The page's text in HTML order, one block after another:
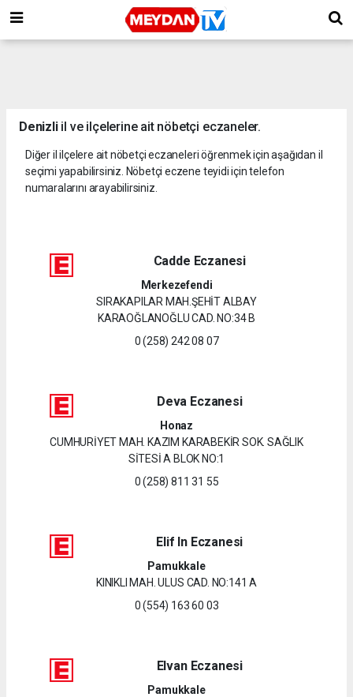
Denizliil ve ilçelerine ait nöbetçi eczaneler.
Diğer il ilçelere ait nöbetçi eczaneleri öğrenmek için aşağıdan il
seçimi yapabilirsiniz. Nöbetçi eczene teyidi için telefon
numaralarını arayabilirsiniz.
Cadde Eczanesi
Merkezefendi
SIRAKAPILAR MAH.ŞEHİT ALBAY
KARAOĞLANOĞLU CAD. NO:34 B
0 (258) 242 08 07
Deva Eczanesi
Honaz
CUMHURİYET MAH. KAZIM KARABEKİR SOK. SAĞLIK
SİTESİ A BLOK NO:1
0 (258) 811 31 55
Elif In Eczanesi
Pamukkale
KINIKLI MAH. ULUS CAD. NO:141 A
0 (554) 163 60 03
Elvan Eczanesi
Pamukkale